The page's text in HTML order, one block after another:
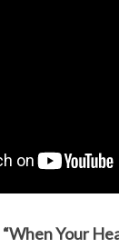
“When Your